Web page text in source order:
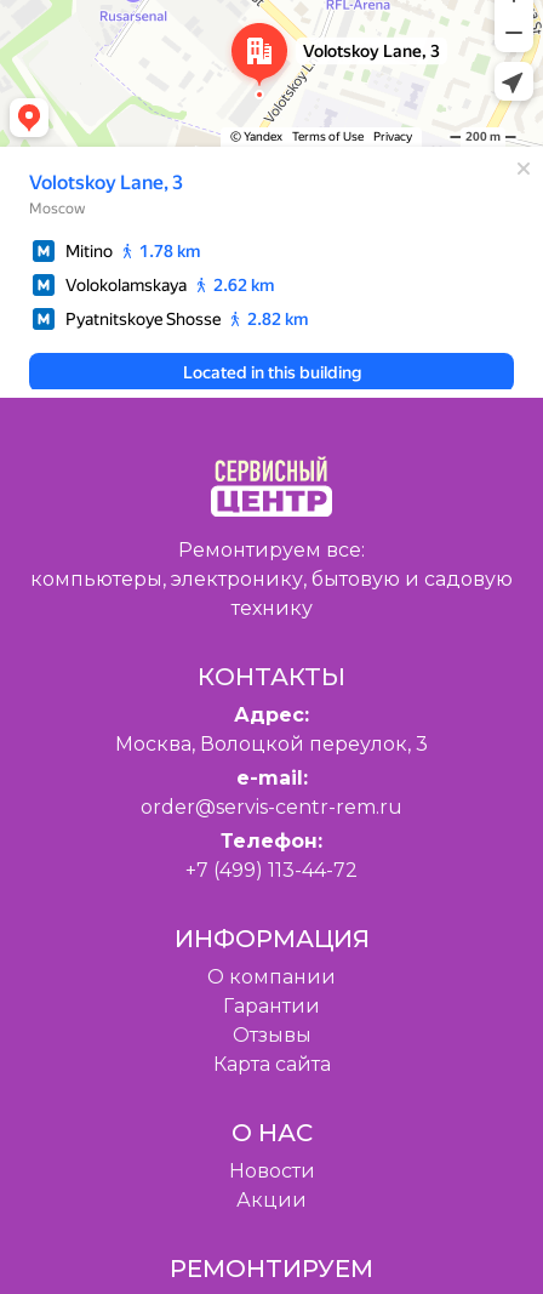
Ремонтируем все:
компьютеры, электронику, бытовую и садовую
технику
КОНТАКТЫ
Адрес:
Москва, Волоцкой переулок, 3
e-mail:
order@servis-centr-rem.ru
Телефон:
+7 (499) 113-44-72
ИНФОРМАЦИЯ
O компании
Гарантии
Отзывы
Карта сайта
О НАС
Новости
Акции
РЕМОНТИРУЕМ